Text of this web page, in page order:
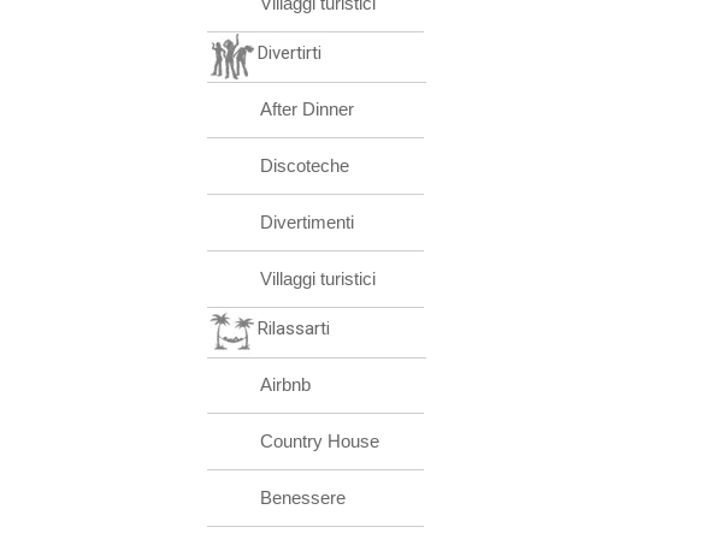
Divertirti
After Dinner
Discoteche
Divertimenti
Villaggi turistici
Rilassarti
Airbnb
Country House
Benessere